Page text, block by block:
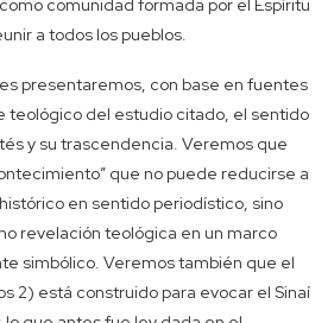
comunidad formada por el Espíritu
a todos los pueblos.
presentaremos, con base en fuentes
teológico del estudio citado, el sentido
y su trascendencia. Veremos que
que no puede reducirse a
en sentido periodístico, sino
revelación teológica en un marco
simbólico. Veremos también que el
2) está construido para evocar el Sinaí